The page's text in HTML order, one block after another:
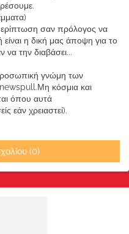
σαν πρόλογος να
η δική μας άποψη για το
να την διαβάσει...
γνώμη των
κόσμια και
όπου αυτά
εάν χρειαστεί).
(0)